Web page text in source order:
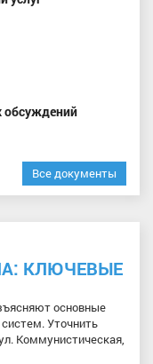
обсуждений
Все документы
КЛЮЧЕВЫЕ
основные
Уточнить
Коммунистическая,